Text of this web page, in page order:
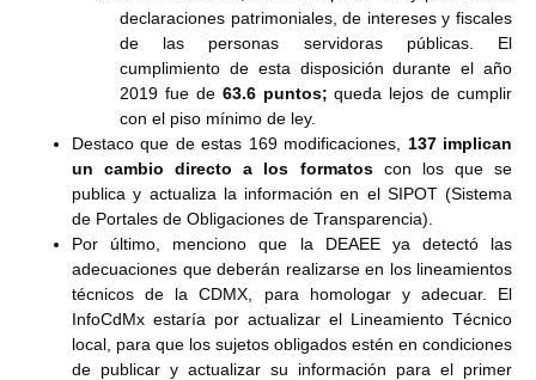
declaraciones patrimoniales, de intereses y fiscales
de las personas servidoras públicas. El
cumplimiento de esta disposición durante el año
2019 fue de63.6 puntos; queda lejos de cumplir
con el piso mínimo de ley.
Destaco que de estas 169 modificaciones, 137 implican
un cambio directo a los formatoscon los que se
publica y actualiza la información en el SIPOT (Sistema
de Portales de Obligaciones de Transparencia).
Por último, menciono que la DEAEE ya detectó las
adecuaciones que deberán realizarse en los lineamientos
técnicos de la CDMX, para homologar y adecuar. El
InfoCdMx estaría por actualizar el Lineamiento Técnico
local, para que los sujetos obligados estén en condiciones
de publicar y actualizar su información para el primer